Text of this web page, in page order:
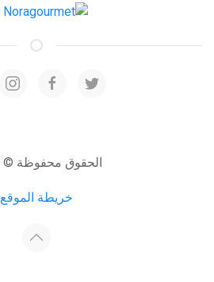
الحقوق محفوظة © 2025
خريطة الموقع